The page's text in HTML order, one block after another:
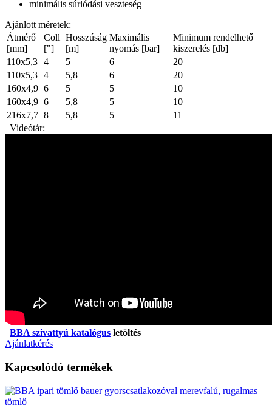
minimális súrlódási veszteség
Ajánlott méretek:
Átmérő
[mm]
Coll
["]
Hosszúság
[m]
Maximális
nyomás [bar]
Minimum rendelhető
kiszerelés [db]
110x5,3 4 5 6
20
110x5,3 4 5,8 6
20
160x4,9 6 5 5
10
160x4,9 6 5,8 5
10
216x7,7 8 5,8 5
11
Videótár:
BBA szivattyú katalógus letöltés
Ajánlatkérés
Kapcsolódó termékek